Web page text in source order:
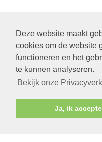
Deze website maakt
cookies om de website
functioneren en het
te kunnen analyseren.
Bekijk onze
Ja, ik